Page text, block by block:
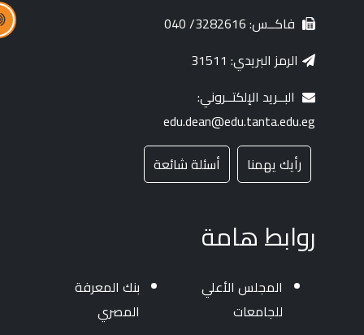
فاكــس: 3282616/ 040
الرمز البريدي: 31511
البــريد الإلكتــروني:
edu.dean@edu.tanta.edu.eg
رأيك يهمنا
أسئلة شائعة
روابط هامة
المجلس الأعلي
للجامعات
بنك المعرفة
المصري